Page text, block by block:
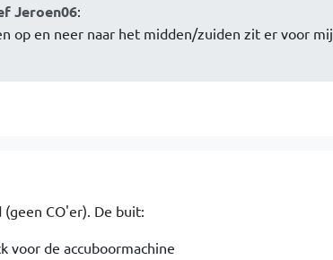
Jeroen06:
op en neer naar het midden/zuiden zit er voor mij
CO'er). De buit:
voor de accuboormachine